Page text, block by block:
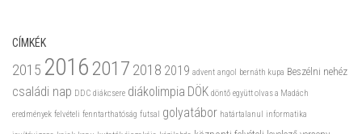
CÍMKÉK
2015 20162017 2018 2019 advent angol bernáth kupa Beszélni nehéz
családi nap DDC diákcsere diákolimpia DÖK döntő együtt olvas a Madách
eredmények felvételi fenntarthatóság futsal golyatábor határtalanul
informatika